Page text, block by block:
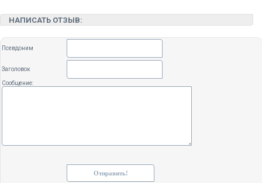
НАПИСАТЬ ОТЗЫВ:
Псевдоним
Заголовок
Сообщение: